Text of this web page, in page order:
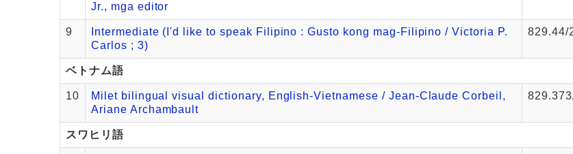
Jr., mga editor
9
Intermediate (I'd like to speak Filipino : Gusto kong mag-Filipino / Victoria P.
Carlos ; 3)
829.44/
ベトナム語
10
Milet bilingual visual dictionary, English-Vietnamese / Jean-Claude Corbeil,
Ariane Archambault
スワヒリ語